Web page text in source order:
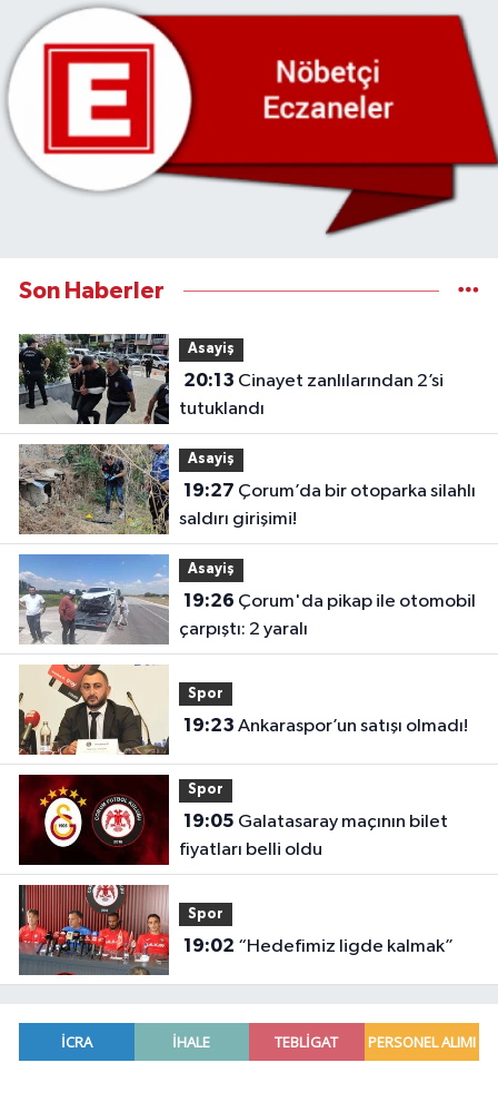
Son Haberler
Asayiş
20:13
tutuklandı
Asayiş
19:27
saldırı girişimi!
Asayiş
19:26
çarpıştı: 2 yaralı
Spor
19:23 Ankaraspor’un satışı olmadı!
Spor
19:05
fiyatları belli oldu
Spor
19:02 “Hedefimiz ligde kalmak”